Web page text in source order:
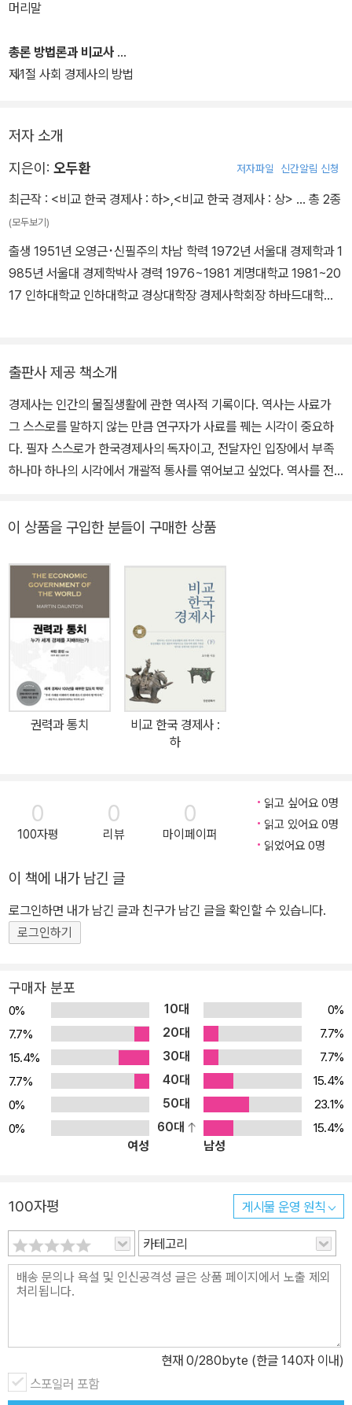
머리말
총론 방법론과 비교사
제1절 사회 경제사의 방법
저자 소개
지은이: 오두환 저자파일 신간알림 신청
최근작 : <비교 한국 경제사 : 하>,<비교 한국 경제사 : 상> … 총 2종
(모두보기)
출생 1951년 오영근･신필주의 차남 학력 1972년 서울대 경제학과 1
985년 서울대 경제학박사 경력 1976~1981 계명대학교 1981~20
17 인하대학교 인하대학교 경상대학장 경제사학회장 하바드대학교
출판사 제공 책소개
경제사는 인간의 물질생활에 관한 역사적 기록이다. 역사는 사료가
그 스스로를 말하지 않는 만큼 연구자가 사료를 꿰는 시각이 중요하
다. 필자 스스로가 한국경제사의 독자이고, 전달자인 입장에서 부족
하나마 하나의 시각에서 개괄적 통사를 엮어보고 싶었다. 역사를 전
수성에 나타나는 보편성을 생각하고, 가능하면 좀 더 넓은 비교사적
랄 것이 없겠다.
이 상품을 구입한 분들이 구매한 상품
권력과 통치
비교 한국 경제사 :
하
0
100자평
0
리뷰
0
마이페이퍼
읽고 싶어요 0명
읽고 있어요 0명
읽었어요 0명
이 책에 내가 남긴 글
로그인하면 내가 남긴 글과 친구가 남긴 글을 확인할 수 있습니다.
로그인하기
구매자 분포
0% 10대
0%
7.7%
20대
7.7%
15.4%
30대
7.7%
7.7%
40대
15.4%
0%
50대
23.1%
0%
60대
15.4%
여성
남성
100자평 게시물 운영 원칙
카테고리
현재 0/280byte (한글 140자 이내)
스포일러 포함